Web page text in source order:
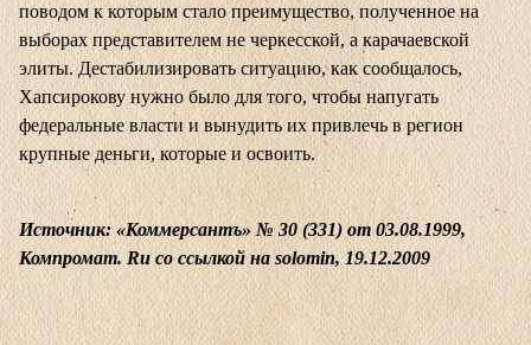
поводом к которым стало преимущество, полученное на
выборах представителем не черкесской, а карачаевской
элиты. Дестабилизировать ситуацию, как сообщалось,
Хапсирокову нужно было для того, чтобы напугать
федеральные власти и вынудить их привлечь в регион
крупные деньги, которые и освоить.
Источник: «Коммерсантъ» № 30 (331) от 03.08.1999,
Компромат. Ru со ссылкой на solomin, 19.12.2009